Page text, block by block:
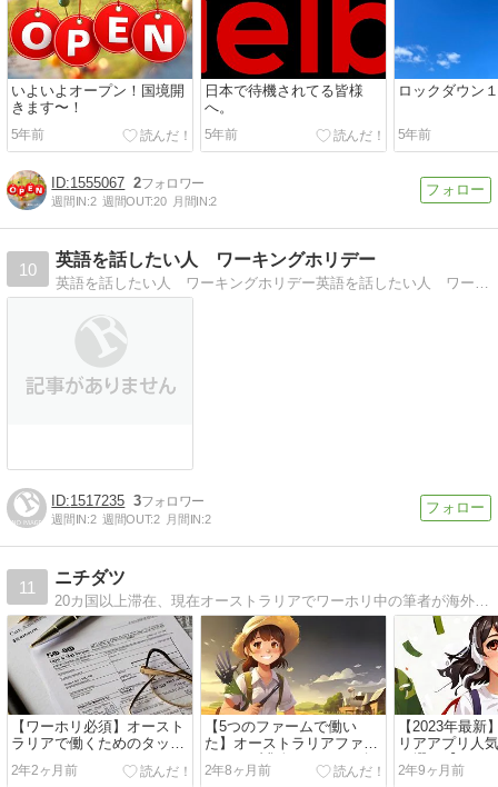
いよいよオープン！国境開
きます〜！
5年前
日本で待機されてる皆様
へ。
5年前
ロックダウン
5年前
1555067 2
週間IN:2 週間OUT:20 月間IN:2
10
英語を話したい人 ワーキングホリデー
1517235 3
週間IN:2 週間OUT:2 月間IN:2
11
ニチダツ
20カ国以上滞在、現在オーストラリアでワーホリ中の筆者が海外で役に立つ情報をお届け！
【ワーホリ必須】オースト
ラリアで働くためのタック
スファイルナンバー(TFN)
申請・確認方法をご紹介！
2年2ヶ月前
【5つのファームで働い
た】オーストラリアファー
ムジョブ求人のおすすめ探
し方6選
2年8ヶ月前
【2023年最新
リアアプリ人
10選！【ワー
め】
2年9ヶ月前